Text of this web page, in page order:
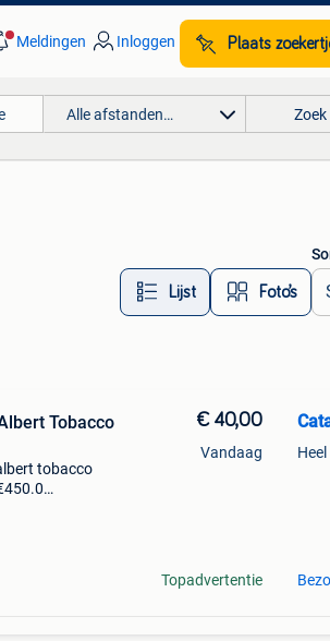
Meldingen Inloggen Plaats
Alle afstanden… Zoek
Lijst Foto’s
Tobacco
tobacco
€ 40,00
Vandaag
Topadvertentie